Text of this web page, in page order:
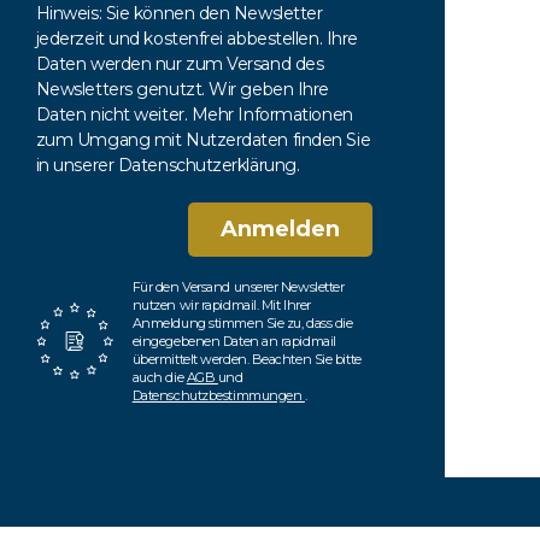
Hinweis: Sie können den Newsletter
jederzeit und kostenfrei abbestellen. Ihre
Daten werden nur zum Versand des
Newsletters genutzt. Wir geben Ihre
Daten nicht weiter. Mehr Informationen
zum Umgang mit Nutzerdaten finden Sie
in unserer Datenschutzerklärung.
Anmelden
Für den Versand unserer Newsletter
nutzen wir rapidmail. Mit Ihrer
Anmeldung stimmen Sie zu, dass die
eingegebenen Daten an rapidmail
übermittelt werden. Beachten Sie bitte
auch dieAGB und
Datenschutzbestimmungen